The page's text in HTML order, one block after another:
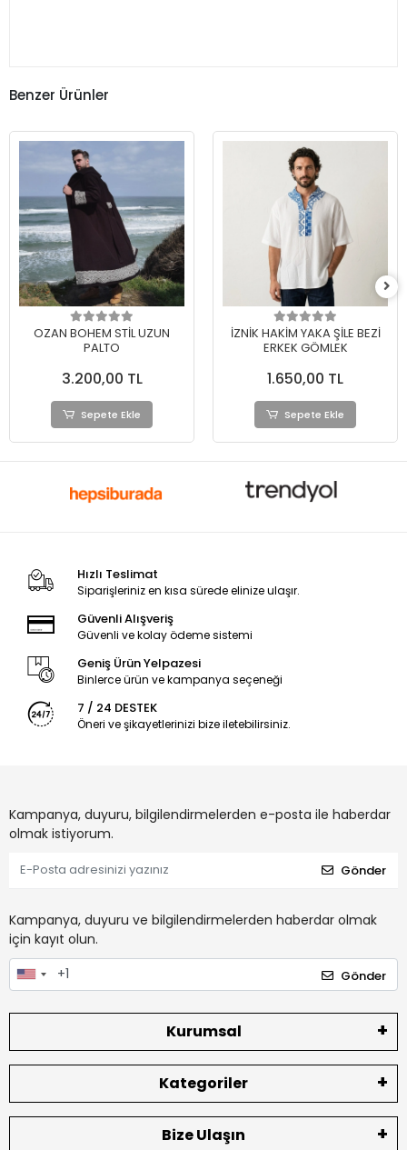
Benzer Ürünler
OZAN BOHEM STİL UZUN
PALTO
3.200,00 TL
Sepete Ekle
İZNİK HAKİM YAKA ŞİLE BEZİ
ERKEK GÖMLEK
1.650,00 TL
Sepete Ekle
Hızlı Teslimat
Siparişleriniz en kısa sürede elinize ulaşır.
Güvenli Alışveriş
Güvenli ve kolay ödeme sistemi
Geniş Ürün Yelpazesi
Binlerce ürün ve kampanya seçeneği
7 / 24 DESTEK
Öneri ve şikayetlerinizi bize iletebilirsiniz.
Kampanya, duyuru, bilgilendirmelerden e-posta ile haberdar
olmak istiyorum.
Gönder
Kampanya, duyuru ve bilgilendirmelerden haberdar olmak
için kayıt olun.
Gönder
Kurumsal
Kategoriler
Bize Ulaşın